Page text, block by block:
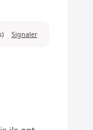
Signaler